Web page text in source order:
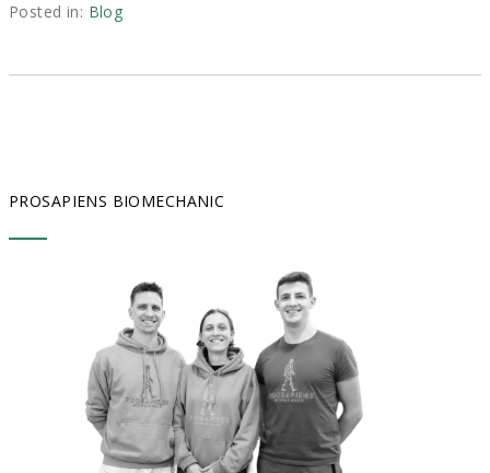
Posted in: Blog
PROSAPIENS BIOMECHANIC